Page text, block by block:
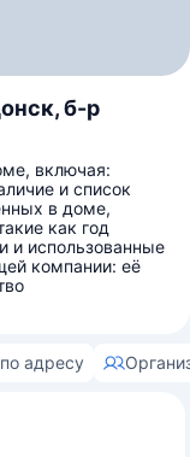
б-р
включая:
и список
в доме,
как год
и использованные
компании: её
адресу